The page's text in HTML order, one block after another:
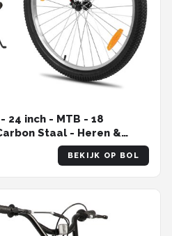
24 inch - MTB - 18
Staal - Heren &
BEKIJK OP BOL